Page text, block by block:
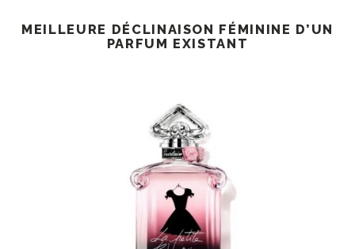
MEILLEURE DÉCLINAISON FÉMININE D’UN
PARFUM EXISTANT